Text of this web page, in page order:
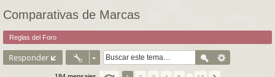
Comparativas de Marcas
Reglas del Foro
Responder